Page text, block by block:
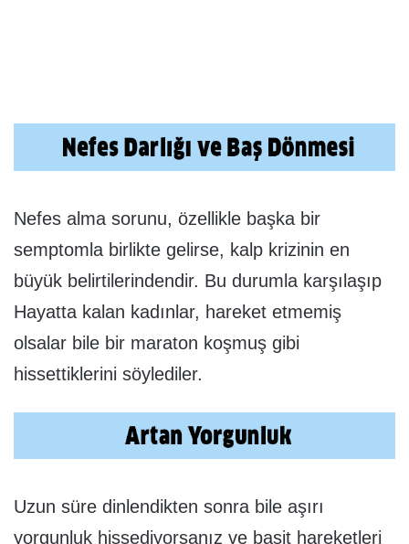
Nefes alma sorunu, özellikle başka bir
semptomla birlikte gelirse, kalp krizinin en
büyük belirtilerindendir. Bu durumla karşılaşıp
Hayatta kalan kadınlar, hareket etmemiş
olsalar bile bir maraton koşmuş gibi
hissettiklerini söylediler.
Uzun süre dinlendikten sonra bile aşırı
yorgunluk hissediyorsanız ve basit hareketleri